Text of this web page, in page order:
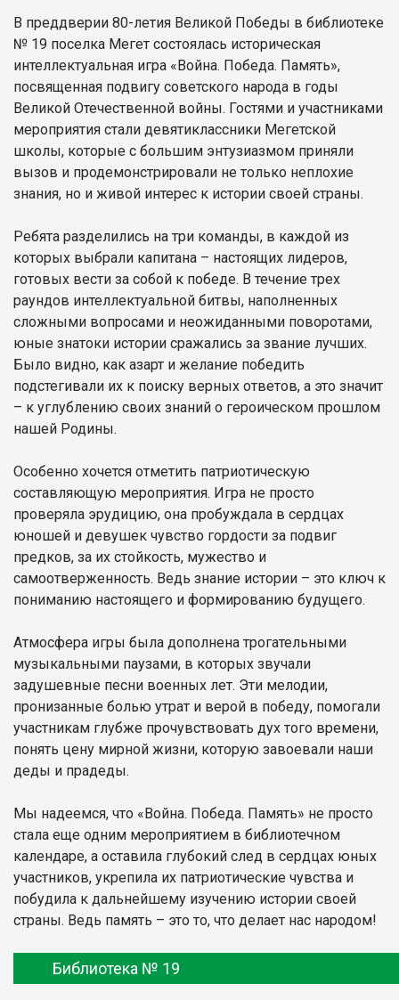
В преддверии 80-летия Великой Победы в библиотеке
№ 19 поселка Мегет состоялась историческая
интеллектуальная игра «Война. Победа. Память»,
посвященная подвигу советского народа в годы
Великой Отечественной войны. Гостями и участниками
мероприятия стали девятиклассники Мегетской
школы, которые с большим энтузиазмом приняли
вызов и продемонстрировали не только неплохие
знания, но и живой интерес к истории своей страны.
Ребята разделились на три команды, в каждой из
которых выбрали капитана – настоящих лидеров,
готовых вести за собой к победе. В течение трех
раундов интеллектуальной битвы, наполненных
сложными вопросами и неожиданными поворотами,
юные знатоки истории сражались за звание лучших.
Было видно, как азарт и желание победить
подстегивали их к поиску верных ответов, а это значит
– к углублению своих знаний о героическом прошлом
нашей Родины.
Особенно хочется отметить патриотическую
составляющую мероприятия. Игра не просто
проверяла эрудицию, она пробуждала в сердцах
юношей и девушек чувство гордости за подвиг
предков, за их стойкость, мужество и
самоотверженность. Ведь знание истории – это ключ к
пониманию настоящего и формированию будущего.
Атмосфера игры была дополнена трогательными
музыкальными паузами, в которых звучали
задушевные песни военных лет. Эти мелодии,
пронизанные болью утрат и верой в победу, помогали
участникам глубже прочувствовать дух того времени,
понять цену мирной жизни, которую завоевали наши
деды и прадеды.
Мы надеемся, что «Война. Победа. Память» не просто
стала еще одним мероприятием в библиотечном
календаре, а оставила глубокий след в сердцах юных
участников, укрепила их патриотические чувства и
побудила к дальнейшему изучению истории своей
страны. Ведь память – это то, что делает нас народом!
Библиотека № 19